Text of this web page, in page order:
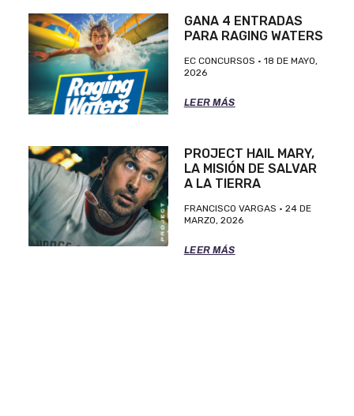
GANA 4 ENTRADAS
PARA RAGING WATERS
EC CONCURSOS
18 DE MAYO,
2026
LEER MÁS
PROJECT HAIL MARY,
LA MISIÓN DE SALVAR
A LA TIERRA
FRANCISCO VARGAS
24 DE
MARZO, 2026
LEER MÁS